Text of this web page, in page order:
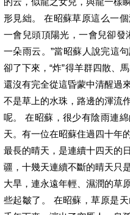
形見絀。 在昭蘇草原這么一
一會兒頭頂陽光，一會兒卻發
一朵雨云。”當昭蘇人說完這
卻了下來，“炸”得羊群四散、
還沒有完全從這昏蒙中清醒過
不是草上的水珠，路邊的渾流
呢。 在昭蘇，很少有陰雨連
天。有一位在昭蘇住過四十年
最長的晴天，是連續十四天
疆，十幾天連續不斷的晴天只
大旱，連永遠年輕、濕潤的草
些起皺了。 在昭蘇，草原是